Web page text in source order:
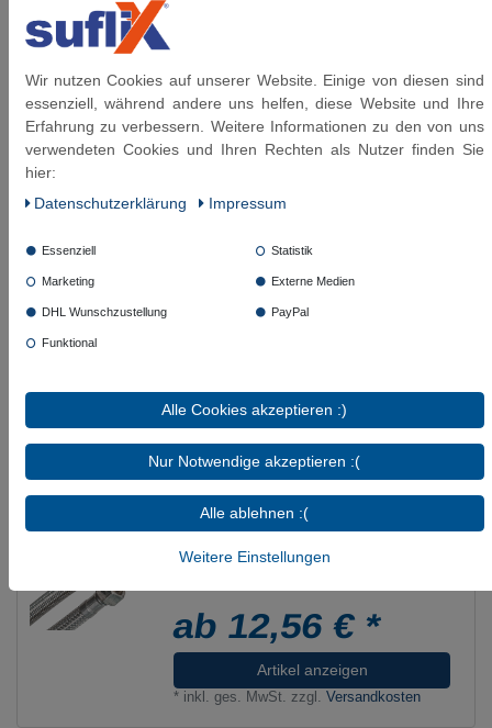
zugelassen für Trinkwasser nach KTWA ,
DVGW und W270
aus deutscher Produktion - Made in Germany!
Die Länge des Flexschlauch DN8 ist von
Dichtfläche bis Dichtfläche bemessen.
Verlängerung DN8 - 3/4"ÜM x 3/4"AG
Edelstahl Panzerschlauch
ab 20,09 € *
Artikel anzeigen
*inkl. ges. MwSt.zzgl.Versandkosten
SFX® Panzerschlauch DN8 - 3/8"ÜM x
Flexschlauch
ab 12,56 € *
Artikel anzeigen
* inkl. ges. MwSt. zzgl.Versandkosten
Wir nutzen Cookies auf unserer Website. Einige von diesen sind
essenziell, während andere uns helfen, diese Website und Ihre
Erfahrung zu verbessern. Weitere Informationen zu den von uns
verwendeten Cookies und Ihren Rechten als Nutzer finden Sie
hier:
Daten­schutz­erklärung
Impressum
Essenziell Statistik
Marketing Externe Medien
DHL Wunschzustellung PayPal
Funktional
Alle Cookies akzeptieren :)
Nur Notwendige akzeptieren :(
Alle ablehnen :(
Weitere Einstellungen